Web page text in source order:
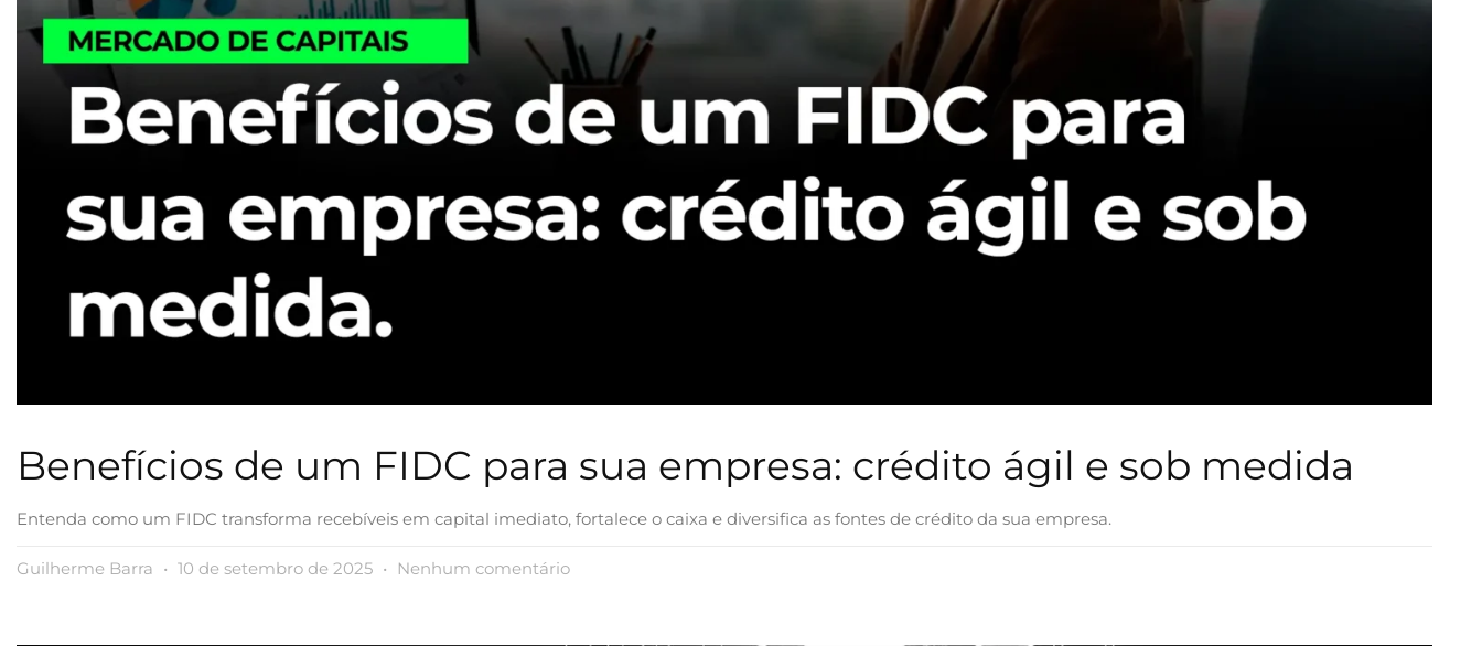
Benefícios de um FIDC para sua empresa: crédito ágil e sob medida
Entenda como um FIDC transforma recebíveis em capital imediato, fortalece o caixa e diversifica as fontes de crédito da sua empresa.
Guilherme Barra 10 de setembro de 2025 Nenhum comentário